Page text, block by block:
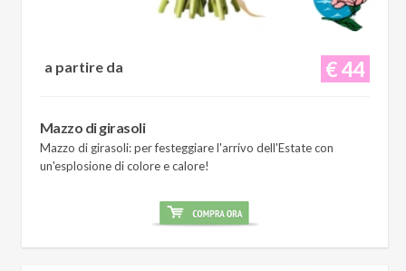
€ 44
a partire da
Mazzo di girasoli
Mazzo di girasoli: per festeggiare l'arrivo dell'Estate con
un'esplosione di colore e calore!